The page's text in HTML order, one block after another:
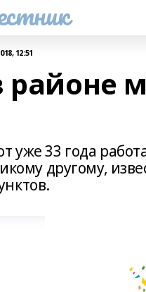
12:51
районе
уже 33 года
другому,